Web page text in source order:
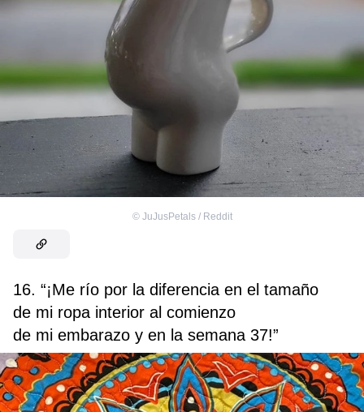
© JuJusPetals / Reddit
16. “¡Me río por la diferencia en el tamaño
de mi ropa interior al comienzo
de mi embarazo y en la semana 37!”